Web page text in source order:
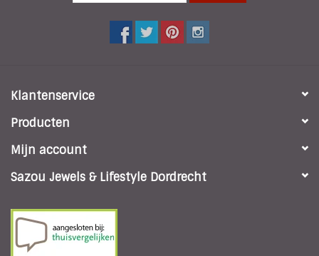
Klantenservice
Producten
Mijn account
Sazou Jewels & Lifestyle Dordrecht